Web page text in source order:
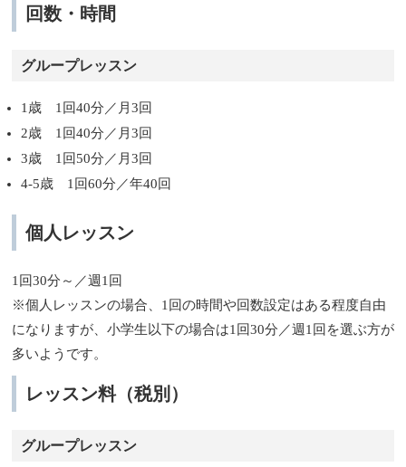
回数・時間
グループレッスン
1歳 1回40分／月3回
2歳 1回40分／月3回
3歳 1回50分／月3回
4-5歳 1回60分／年40回
個人レッスン
1回30分～／週1回
※個人レッスンの場合、1回の時間や回数設定はある程度自由
になりますが、小学生以下の場合は1回30分／週1回を選ぶ方が
多いようです。
レッスン料（税別）
グループレッスン